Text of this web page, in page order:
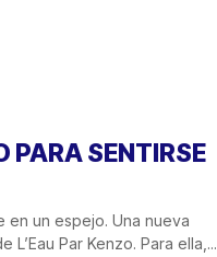
PARA SENTIRSE
en un espejo. Una nueva
Par Kenzo. Para ella,...